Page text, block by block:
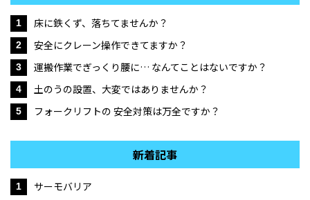
1 床に鉄くず、落ちてませんか？
2 安全にクレーン操作できてますか？
3 運搬作業でぎっくり腰に… なんてことはないですか？
4 土のうの設置、大変ではありませんか？
5 フォークリフトの 安全対策は万全ですか？
新着記事
1 サーモバリア